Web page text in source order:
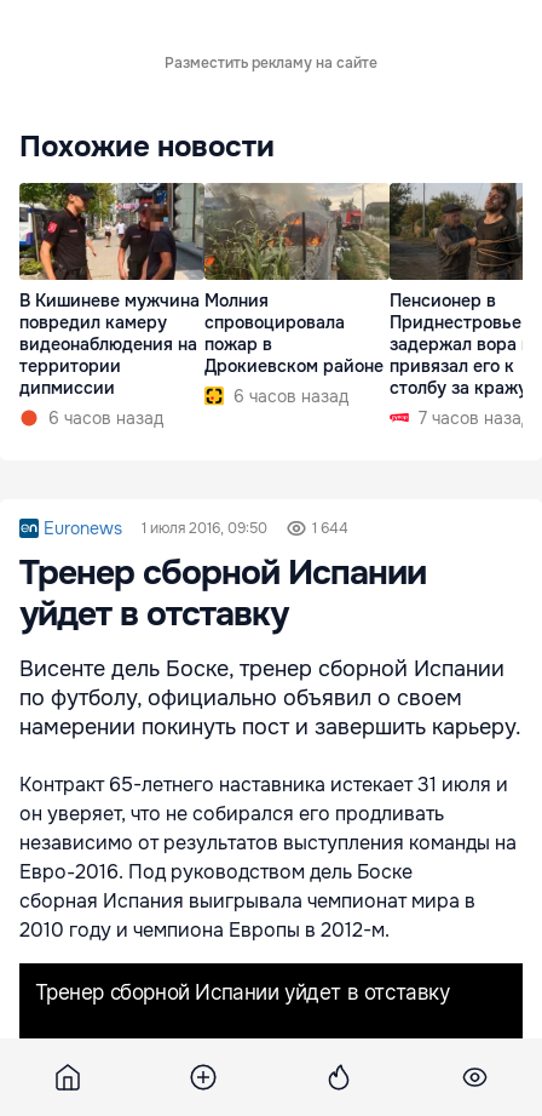
Разместить рекламу на сайте
Похожие новости
В Кишиневе мужчина
повредил камеру
видеонаблюдения на
территории
дипмиссии
6 часов назад
Молния
спровоцировала
пожар в
Дрокиевском районе
6 часов назад
Пенсионер в
Приднестровье
задержал вора и
привязал его к
столбу за кражу
7 часов назад
Euronews 1 июля 2016, 09:50 1 644
Тренер сборной Испании
уйдет в отставку
Висенте дель Боске, тренер сборной Испании
по футболу, официально объявил о своем
намерении покинуть пост и завершить карьеру.
Контракт 65-летнего наставника истекает 31 июля и
он уверяет, что не собирался его продливать
независимо от результатов выступления команды на
Евро-2016. Под руководством дель Боске
сборная Испания выигрывала чемпионат мира в
2010 году и чемпиона Европы в 2012-м.